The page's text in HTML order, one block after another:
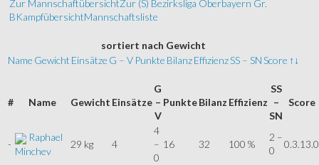
Zur MannschaftübersichtZur (S) Bezirksliga Oberbayern Gr.
BKampfübersichtMannschaftsliste
sortiert nach Gewicht
Name Gewicht Einsätze G – V Punkte BilanzEffizienzSS – SNScore ↑↓
# Name Gewicht Einsätze
G
–
V
PunkteBilanz Effizienz
SS
–
SN
Score
-
Raphael
Minchev
29 kg 4
4
–
0
16 32 100 %
2 –
0
0.3.13.0